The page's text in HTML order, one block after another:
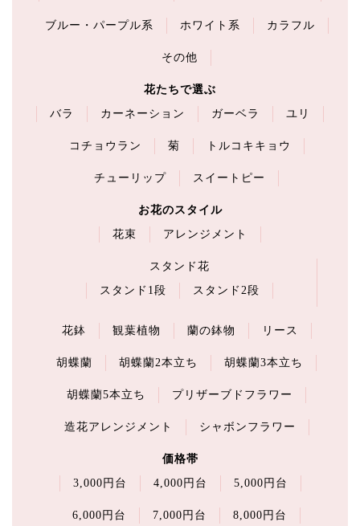
ブルー・パープル系 ホワイト系 カラフル
その他
花たちで選ぶ
バラ
カーネーション ガーベラ ユリ
コチョウラン 菊 トルコキキョウ
チューリップ スイートピー
お花のスタイル
花束
アレンジメント
スタンド花
スタンド1段
スタンド2段
花鉢 観葉植物 蘭の鉢物 リース
胡蝶蘭 胡蝶蘭2本立ち 胡蝶蘭3本立ち
胡蝶蘭5本立ち プリザーブドフラワー
造花アレンジメント シャボンフラワー
価格帯
3,000円台
4,000円台 5,000円台
6,000円台 7,000円台 8,000円台